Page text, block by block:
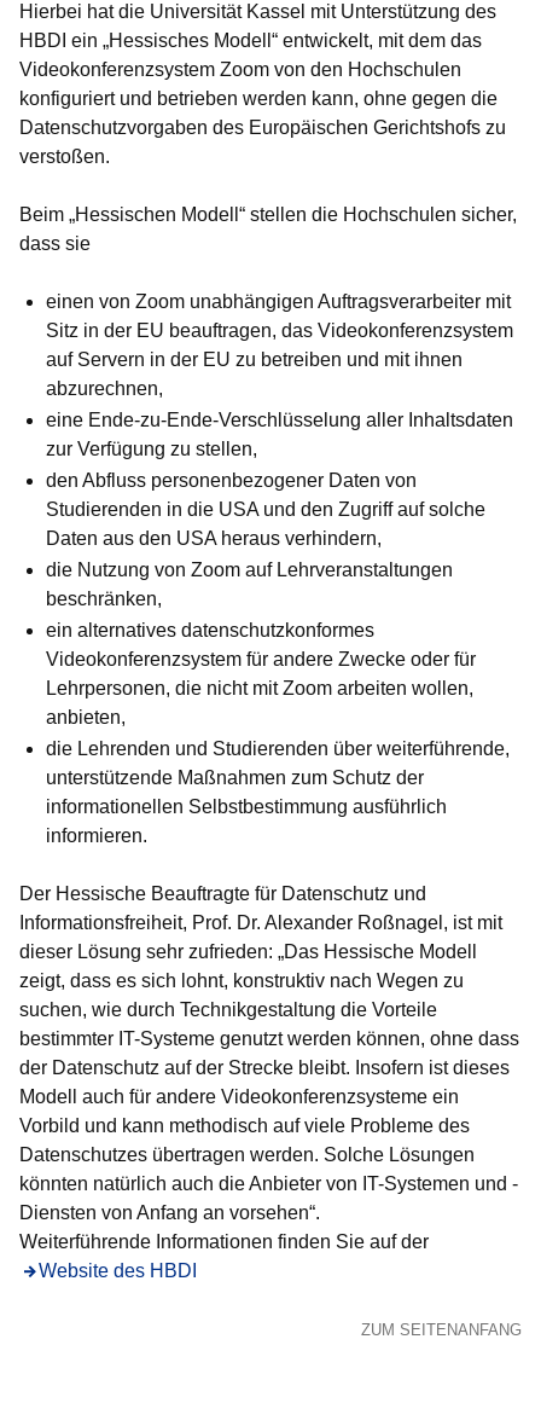
Hierbei hat die Universität Kassel mit Unterstützung des
HBDI ein „Hessisches Modell“ entwickelt, mit dem das
Videokonferenzsystem Zoom von den Hochschulen
konfiguriert und betrieben werden kann, ohne gegen die
Datenschutzvorgaben des Europäischen Gerichtshofs zu
verstoßen.
Beim „Hessischen Modell“ stellen die Hochschulen sicher,
dass sie
einen von Zoom unabhängigen Auftragsverarbeiter mit
Sitz in der EU beauftragen, das Videokonferenzsystem
auf Servern in der EU zu betreiben und mit ihnen
abzurechnen,
eine Ende-zu-Ende-Verschlüsselung aller Inhaltsdaten
zur Verfügung zu stellen,
den Abfluss personenbezogener Daten von
Studierenden in die USA und den Zugriff auf solche
Daten aus den USA heraus verhindern,
die Nutzung von Zoom auf Lehrveranstaltungen
beschränken,
ein alternatives datenschutzkonformes
Videokonferenzsystem für andere Zwecke oder für
Lehrpersonen, die nicht mit Zoom arbeiten wollen,
anbieten,
die Lehrenden und Studierenden über weiterführende,
unterstützende Maßnahmen zum Schutz der
informationellen Selbstbestimmung ausführlich
informieren.
Der Hessische Beauftragte für Datenschutz und
Informationsfreiheit, Prof. Dr. Alexander Roßnagel, ist mit
dieser Lösung sehr zufrieden: „Das Hessische Modell
zeigt, dass es sich lohnt, konstruktiv nach Wegen zu
suchen, wie durch Technikgestaltung die Vorteile
bestimmter IT-Systeme genutzt werden können, ohne dass
der Datenschutz auf der Strecke bleibt. Insofern ist dieses
Modell auch für andere Videokonferenzsysteme ein
Vorbild und kann methodisch auf viele Probleme des
Datenschutzes übertragen werden. Solche Lösungen
könnten natürlich auch die Anbieter von IT-Systemen und -
Diensten von Anfang an vorsehen“.
Weiterführende Informationen finden Sie auf der
Website des HBDI
Öffnet sich in einem neuen Fenster
ZUM SEITENANFANG